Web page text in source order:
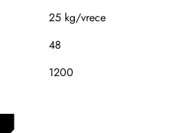
25 kg/vrece
48
1200